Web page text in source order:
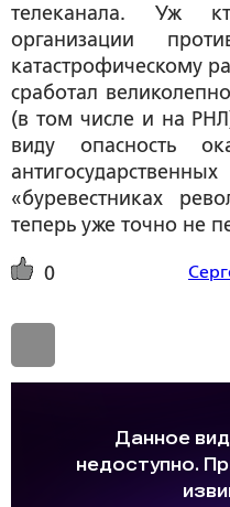
телеканала. Уж
организации
катастрофическому
сработал
(в том числе и на
виду опасность
«буревестниках
теперь уже точно не
0